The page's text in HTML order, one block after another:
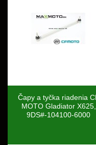
Čapy a tyčka riadenia
MOTO Gladiator X625,
9DS#-104100-6000